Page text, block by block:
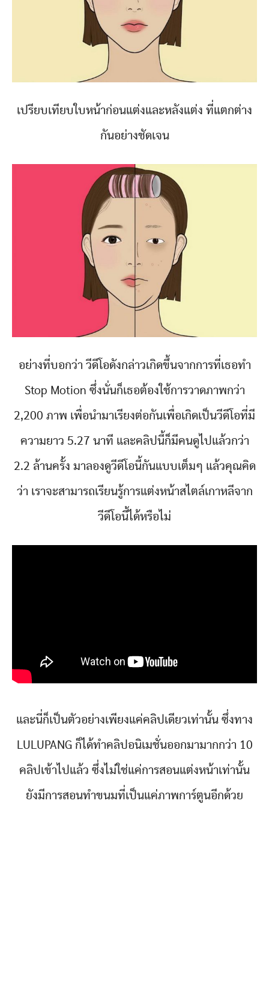
เปรียบเทียบใบหน้าก่อนแต่งและหลังแต่ง ที่แตกต่าง
กันอย่างชัดเจน
อย่างที่บอกว่า วีดีโอดังกล่าวเกิดขึ้นจากการที่เธอทำ
Stop Motion ซึ่งนั่นก็เธอต้องใช้การวาดภาพกว่า
2,200 ภาพ เพื่อนำมาเรียงต่อกันเพื่อเกิดเป็นวีดีโอที่มี
ความยาว 5.27 นาที และคลิปนี้ก็มีคนดูไปแล้วกว่า
2.2 ล้านครั้ง มาลองดูวีดีโอนี้กันแบบเต็มๆ แล้วคุณคิด
ว่า เราจะสามารถเรียนรู้การแต่งหน้าสไตล์เกาหลีจาก
วีดีโอนี้ได้หรือไม่
และนี่ก็เป็นตัวอย่างเพียงแค่คลิปเดียวเท่านั้น ซึ่งทาง
LULUPANG ก็ได้ทำคลิปอนิเมชั่นออกมามากกว่า 10
คลิปเข้าไปแล้ว ซึ่งไม่ใช่แค่การสอนแต่งหน้าเท่านั้น
ยังมีการสอนทำขนมที่เป็นแค่ภาพการ์ตูนอีกด้วย